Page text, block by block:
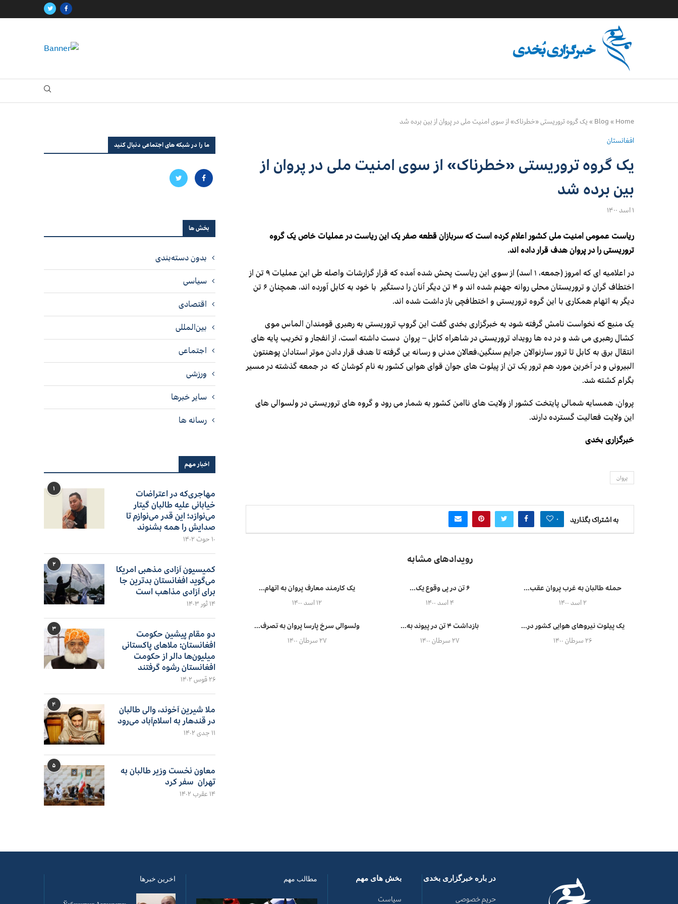
Home
»
Blog
» یک گروه تروریستی «خطرناک» از سوی امنیت ملی در پروان از بین برده شد
افغانستان
یک گروه تروریستی «خطرناک» از سوی امنیت ملی در پروان از
بین برده شد
۱ اسد ۱۴۰۰
ریاست عمومی امنیت ملی کشور اعلام کرده است که سربازان قطعه صفر یک این ریاست در عملیات خاص یک گروه
تروریستی را در پروان هدف قرار داده اند.
در اعلامیه ای که امروز (جمعه، ۱ اسد) از سوی این ریاست پحش شده آمده که قرار گزارشات واصله طی این عملیات ۹ تن از
اختطاف گران و تروریستان محلی روانه جهنم شده اند و ۴ تن دیگر آنان را دستگیر با خود به کابل آورده اند، همچنان ۶ تن
دیگر به اتهام همکاری با این گروه تروریستی و اختطافچی باز داشت شده اند.
یک منبع که نخواست نامش گرفته شود به خبرگزاری بخدی گفت این گروپ تروریستی به رهبری قومندان الماس موی
کشال رهبری می شد و در ده ها رویداد تروریستی در شاهراه کابل – پروان دست داشته است، از انفجار و تخریب پایه های
انتقال برق به کابل تا ترور سارنوالان جرایم سنگین،فعالان مدنی و رسانه یی گرفته تا هدف قرار دادن موتر استادان پوهنتون
البیرونی و در آخرین مورد هم ترور یک تن از پیلوت های جوان قوای هوایی کشور به نام کوشان که در جمعه گذشته در مسیر
بگرام کشته شد.
پروان، همسایه شمالی پایتخت کشور از ولایت های ناامن کشور به شمار می رود و گروه های تروریستی در ولسوالی های
این ولایت فعالیت گسترده دارند.
خبرگزاری بخدی
پروان
به اشتراک بگذارید ۰
رویدادهای مشابه
یک کارمند معارف پروان به اتهام...
۱۲ اسد ۱۴۰۰
۶ تن در پی وقوع یک...
۴ اسد ۱۴۰۰
حمله طالبان به غرب پروان عقب...
۲ اسد ۱۴۰۰
ولسوالی سرخ پارسا پروان به تصرف...
۲۷ سرطان ۱۴۰۰
بازداشت ۴ تن در پیوند به...
۲۷ سرطان ۱۴۰۰
یک پیلوت نیروهای هوایی کشور در...
۲۶ سرطان ۱۴۰۰
ما را در شبکه های اجتماعی دنبال کنید
بخش ها
بدون دسته‌بندی
سیاسی
اقتصادی
بین‌المللی
اجتماعی
ورزشی
سایر خبرها
رسانه ها
اخبار مهم
۱
مهاجری‌که در اعتراضات
خیابانی علیه طالبان گیتار
می‌نوازد؛ این قدر می‌نوازم تا
صدایش را همه بشنوند
۱۰ حوت ۱۴۰۲
۲
کمیسیون آزادی مذهبی امریکا
می‌گوید افغانستان بدترین جا
برای آزادی مذاهب است
۱۴ ثور ۱۴۰۳
۳
دو مقام پیشین حکومت
افغانستان: ملاهای پاکستانی
میلیون‌ها دالر از حکومت
افغانستان رشوه گرفتند
۲۶ قوس ۱۴۰۲
۴
ملا شیرین آخوند، والی طالبان
در قندهار به اسلام‌آباد می‌رود
۱۱ جدی ۱۴۰۲
۵
معاون نخست وزیر طالبان به
تهران سفر کرد
۱۴ عقرب ۱۴۰۲
در باره خبرگزاری بخدی
حریم خصوصی
بخش های مهم
سیاست
مطالب مهم اخرین خبرها